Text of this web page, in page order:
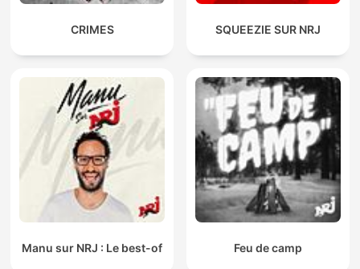
CRIMES SQUEEZIE SUR NRJ
Manu sur NRJ : Le best-of Feu de camp